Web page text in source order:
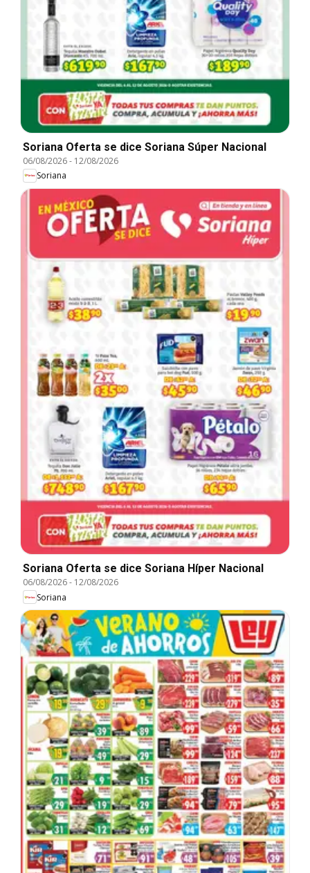
Soriana Oferta se dice Soriana Súper Nacional
06/08/2026- 12/08/2026
Soriana
Soriana Oferta se dice Soriana Híper Nacional
06/08/2026- 12/08/2026
Soriana